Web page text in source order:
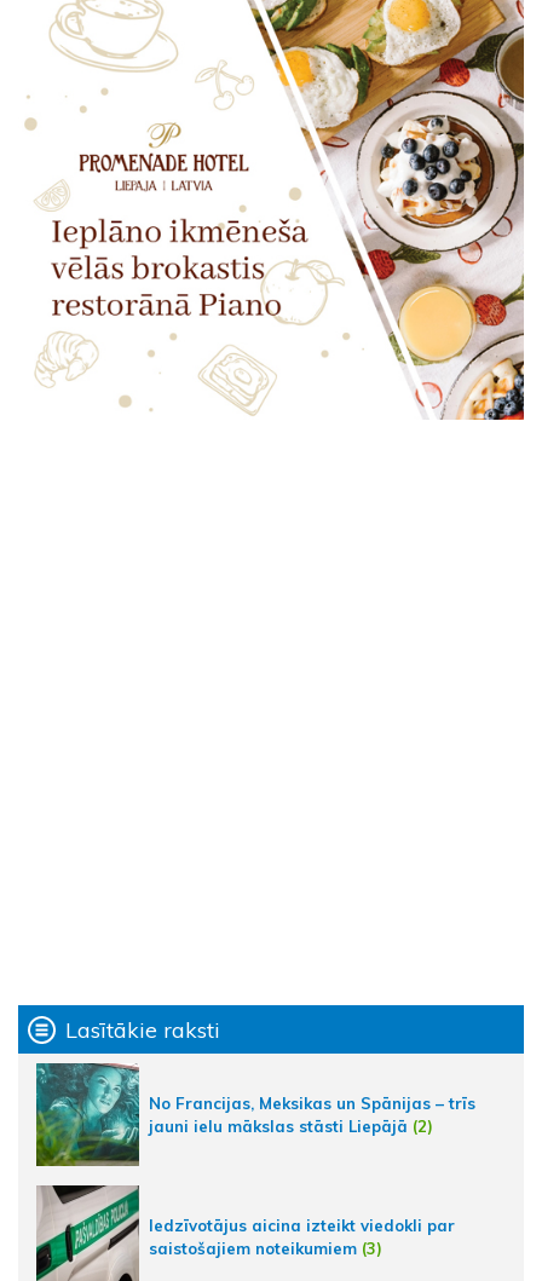
Lasītākie raksti
No Francijas, Meksikas un Spānijas – trīs
jauni ielu mākslas stāsti Liepājā (2)
Iedzīvotājus aicina izteikt viedokli par
saistošajiem noteikumiem (3)